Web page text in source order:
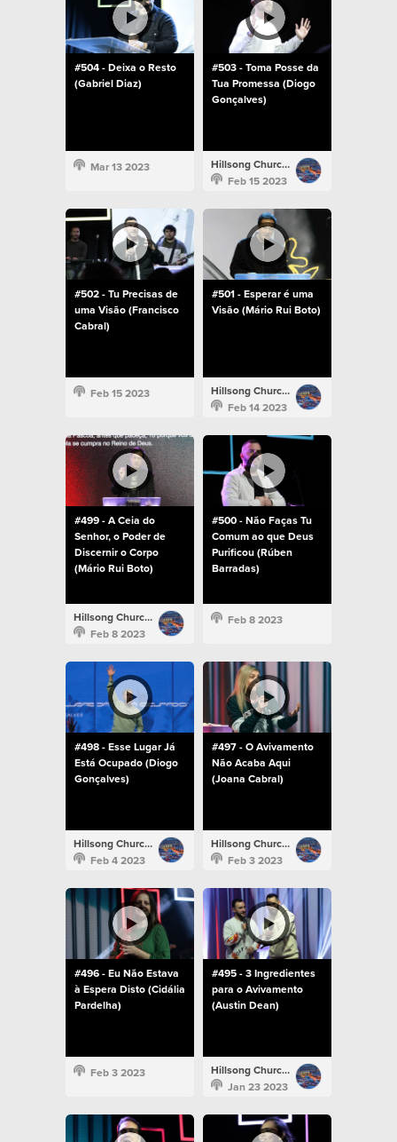
#504 - Deixa o Resto
(Gabriel Diaz)
Mar 13 2023
#503 - Toma Posse da
Tua Promessa (Diogo
Gonçalves)
Hillsong Church Portugal
Feb 15 2023
#502 - Tu Precisas de
uma Visão (Francisco
Cabral)
Feb 15 2023
#501 - Esperar é uma
Visão (Mário Rui Boto)
Hillsong Church Portugal
Feb 14 2023
#499 - A Ceia do
Senhor, o Poder de
Discernir o Corpo
(Mário Rui Boto)
Hillsong Church Portugal
Feb 8 2023
#500 - Não Faças Tu
Comum ao que Deus
Purificou (Rúben
Barradas)
Feb 8 2023
#498 - Esse Lugar Já
Está Ocupado (Diogo
Gonçalves)
Hillsong Church Portugal
Feb 4 2023
#497 - O Avivamento
Não Acaba Aqui
(Joana Cabral)
Hillsong Church Portugal
Feb 3 2023
#496 - Eu Não Estava
à Espera Disto (Cidália
Pardelha)
Feb 3 2023
#495 - 3 Ingredientes
para o Avivamento
(Austin Dean)
Hillsong Church Portugal
Jan 23 2023